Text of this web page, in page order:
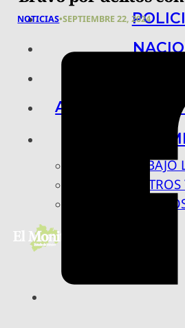
ARTE, CIENCIA
BAJO
NOTICIAS•SEPTIEMBRE 22, 2024